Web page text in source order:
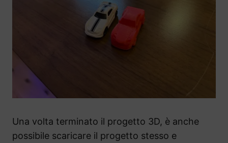
Una volta terminato il progetto 3D, è anche
possibile scaricare il progetto stesso e